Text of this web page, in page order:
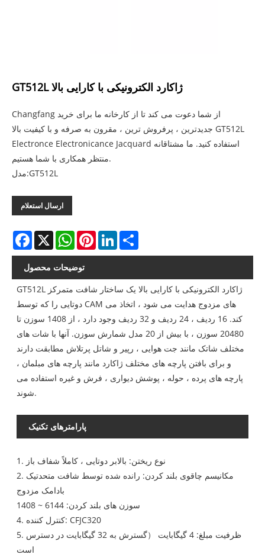
GT512L ژاکارد الکترونیکی با کارایی بالا
Changfang از شما دعوت می کند تا از کارخانه ما برای خرید
جدیدترین ، پرفروش ترین ، مقرون به صرفه و با کیفیت بالا GT512L
Electronce Electronicance Jacquard استفاده کنید. ما مشتاقانه
منتظر همکاری با شما هستیم.
مدل:GT512L
ارسال استعلام
Facebook
X WhatsAppPinterestLinkedIn
توضیحات محصول
GT512L ژاکارد الکترونیکی با کارایی بالا یک ساختار شافت متمرکز
دوتایی را که توسط CAM های مزدوج هدایت می شود ، اتخاذ می
کند. 16 ردیف ، 24 ردیف و 32 ردیف وجود دارد ، از 1408 سوزن تا
20480 سوزن ، با بیش از 20 مدل شمارش سوزن. آنها با شات های
مختلف شاتک مانند جت هوایی ، رپیر و شاتل پرتلاش مطابقت دارند
و برای بافتن پارچه های مختلف ژاکارد مانند پارچه های مبلمان ،
پارچه های پرده ، حوله ، پوشش دیواری ، فرش و غیره استفاده می
شوند.
پارامترهای تکنیک
1. نوع ریختن: بالابر دوتایی ، کاملاً شفاف باز
2. مکانیسم چاقوی بلند کردن: رانده شده توسط شافت متحدتیک
بادامک مزدوج
سوزن های بلند کردن: 6144 ~ 1408
4. کنترل کننده: CFJC320
5. ظرفیت مبلغ: 4 گیگابایت （گسترش به 32 گیگابایت در دسترس
است